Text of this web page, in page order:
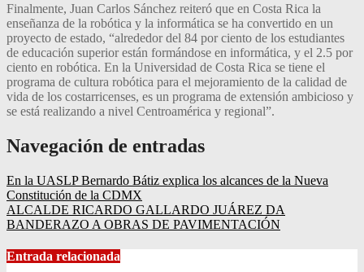
Finalmente, Juan Carlos Sánchez reiteró que en Costa Rica la
enseñanza de la robótica y la informática se ha convertido en un
proyecto de estado, “alrededor del 84 por ciento de los estudiantes
de educación superior están formándose en informática, y el 2.5 por
ciento en robótica. En la Universidad de Costa Rica se tiene el
programa de cultura robótica para el mejoramiento de la calidad de
vida de los costarricenses, es un programa de extensión ambicioso y
se está realizando a nivel Centroamérica y regional”.
Navegación de entradas
En la UASLP Bernardo Bátiz explica los alcances de la Nueva
Constitución de la CDMX
ALCALDE RICARDO GALLARDO JUÁREZ DA
BANDERAZO A OBRAS DE PAVIMENTACIÓN
Entrada relacionada